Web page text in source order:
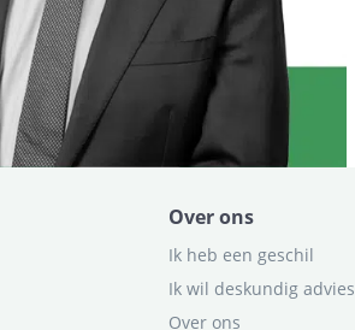
Over ons
Ik heb een geschil
Ik wil deskundig advies
Over ons